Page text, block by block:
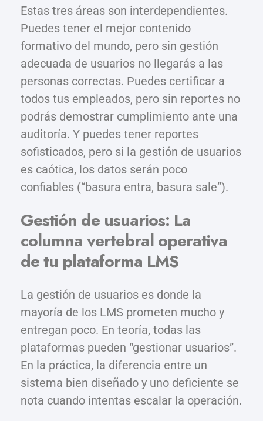
Estas tres áreas son interdependientes.
Puedes tener el mejor contenido
formativo del mundo, pero sin gestión
adecuada de usuarios no llegarás a las
personas correctas. Puedes certificar a
todos tus empleados, pero sin reportes no
podrás demostrar cumplimiento ante una
auditoría. Y puedes tener reportes
sofisticados, pero si la gestión de usuarios
es caótica, los datos serán poco
confiables (“basura entra, basura sale”).
Gestión de usuarios: La
columna vertebral operativa
de tu plataforma LMS
La gestión de usuarios es donde la
mayoría de los LMS prometen mucho y
entregan poco. En teoría, todas las
plataformas pueden “gestionar usuarios”.
En la práctica, la diferencia entre un
sistema bien diseñado y uno deficiente se
nota cuando intentas escalar la operación.